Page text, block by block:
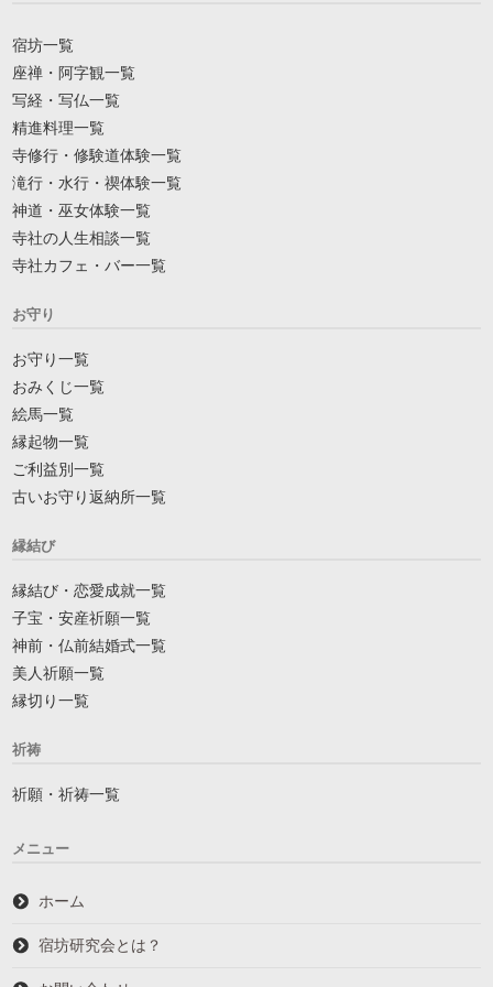
宿坊一覧
座禅・阿字観一覧
写経・写仏一覧
精進料理一覧
寺修行・修験道体験一覧
滝行・水行・禊体験一覧
神道・巫女体験一覧
寺社の人生相談一覧
寺社カフェ・バー一覧
お守り
お守り一覧
おみくじ一覧
絵馬一覧
縁起物一覧
ご利益別一覧
古いお守り返納所一覧
縁結び
縁結び・恋愛成就一覧
子宝・安産祈願一覧
神前・仏前結婚式一覧
美人祈願一覧
縁切り一覧
祈祷
祈願・祈祷一覧
メニュー
ホーム
宿坊研究会とは？